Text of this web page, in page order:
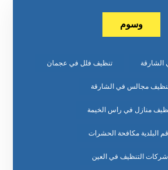
وسوم
تنظيف فلل في عجمان
مجالس في الشارقة
منازل في راس الخيمة
البلدية مكافحة الحشرات
شركات التنظيف في العين